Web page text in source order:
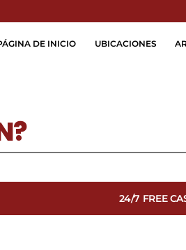
DE INICIO UBICACIONES
24/7 FREE